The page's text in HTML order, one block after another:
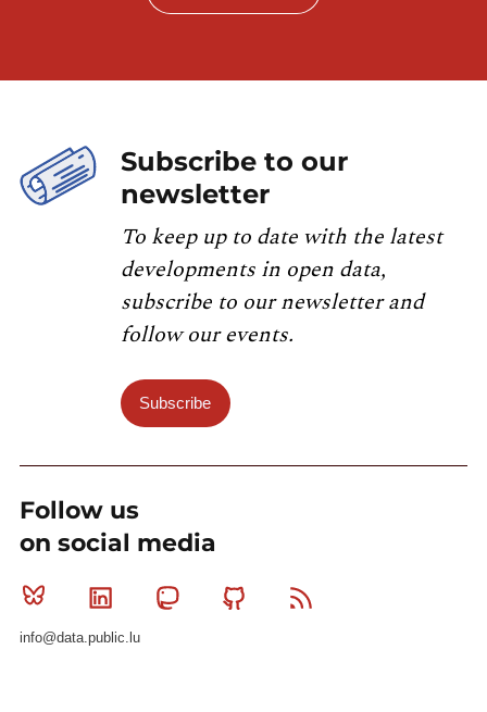
Subscribe to our
newsletter
To keep up to date with the latest
developments in open data,
subscribe to our newsletter and
follow our events.
Subscribe
Follow us
on social media
Bluesky Linkedin MastodonGithub
info@data.public.lu